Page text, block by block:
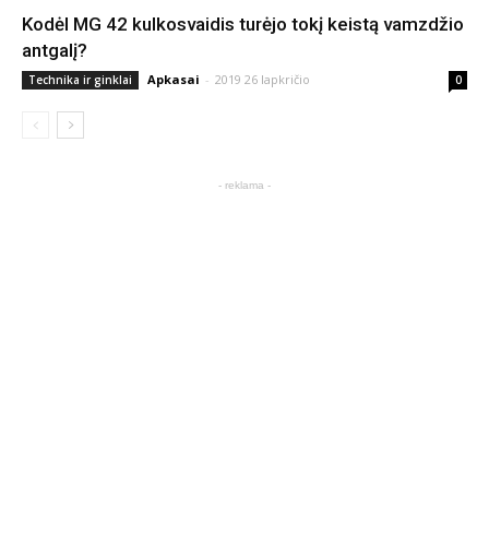
Kodėl MG 42 kulkosvaidis turėjo tokį keistą vamzdžio
antgalį?
Technika ir ginklai Apkasai - 2019 26 lapkričio 0
- reklama -